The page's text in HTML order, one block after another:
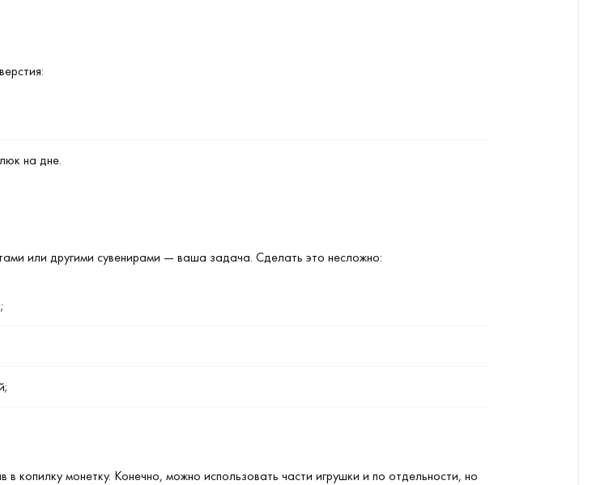
на дне.
или другими сувенирами — ваша задача. Сделать это несложно:
копилку монетку. Конечно, можно использовать части игрушки и по отдельности, но